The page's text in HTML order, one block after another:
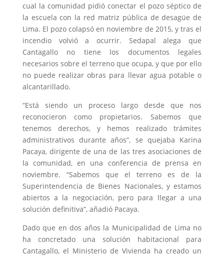
cual la comunidad pidió conectar el pozo séptico de
la escuela con la red matriz pública de desagüe de
Lima. El pozo colapsó en noviembre de 2015, y tras el
incendio volvió a ocurrir. Sedapal alega que
Cantagallo no tiene los documentos legales
necesarios sobre el terreno que ocupa, y que por ello
no puede realizar obras para llevar agua potable o
alcantarillado.
“Está siendo un proceso largo desde que nos
reconocieron como propietarios. Sabemos que
tenemos derechos, y hemos realizado trámites
administrativos durante años”, se quejaba Karina
Pacaya, dirigente de una de las tres asociaciones de
la comunidad, en una conferencia de prensa en
noviembre. “Sabemos que el terreno es de la
Superintendencia de Bienes Nacionales, y estamos
abiertos a la negociación, pero para llegar a una
solución definitiva”, añadió Pacaya.
Dado que en dos años la Municipalidad de Lima no
ha concretado una solución habitacional para
Cantagallo, el Ministerio de Vivienda ha creado un